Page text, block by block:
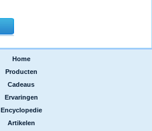
Home
Producten
Cadeaus
Ervaringen
Encyclopedie
Artikelen